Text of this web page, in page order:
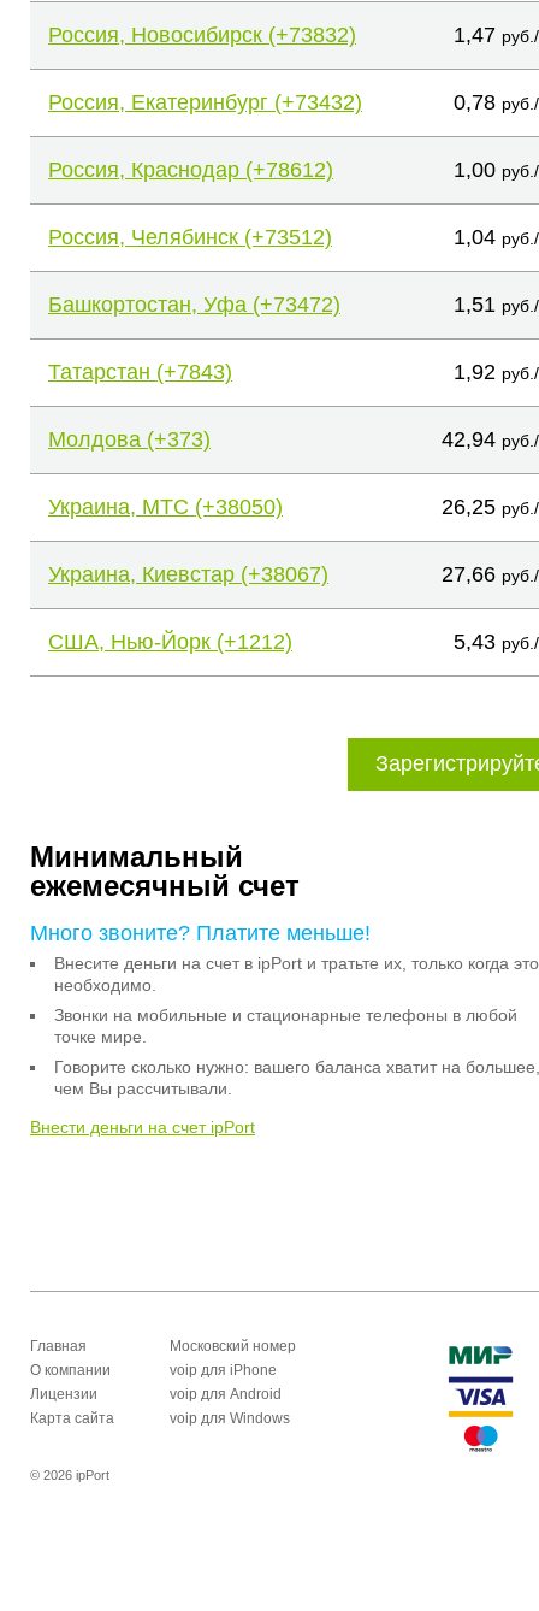
Россия, Новосибирск (+73832) 1,47
Россия, Екатеринбург (+73432) 0,78
Россия, Краснодар (+78612) 1,00
Россия, Челябинск (+73512) 1,04
Башкортостан, Уфа (+73472) 1,51
Татарстан (+7843) 1,92
Молдова (+373) 42,94
Украина, МТС (+38050) 26,25
Украина, Киевстар (+38067) 27,66
США, Нью-Йорк (+1212) 5,43
Минимальный
ежемесячный счет
Много звоните? Платите меньше!
Внесите деньги на счет в ipPort и тратьте их, только когда это
необходимо.
Звонки на мобильные и стационарные телефоны в любой
точке мире.
Говорите сколько нужно: вашего баланса хватит на большее,
чем Вы рассчитывали.
Внести деньги на счет ipPort
Главная
О компании
Лицензии
Карта сайта
Московский номер
voip для iPhone
voip для Android
voip для Windows
© 2026 ipPort